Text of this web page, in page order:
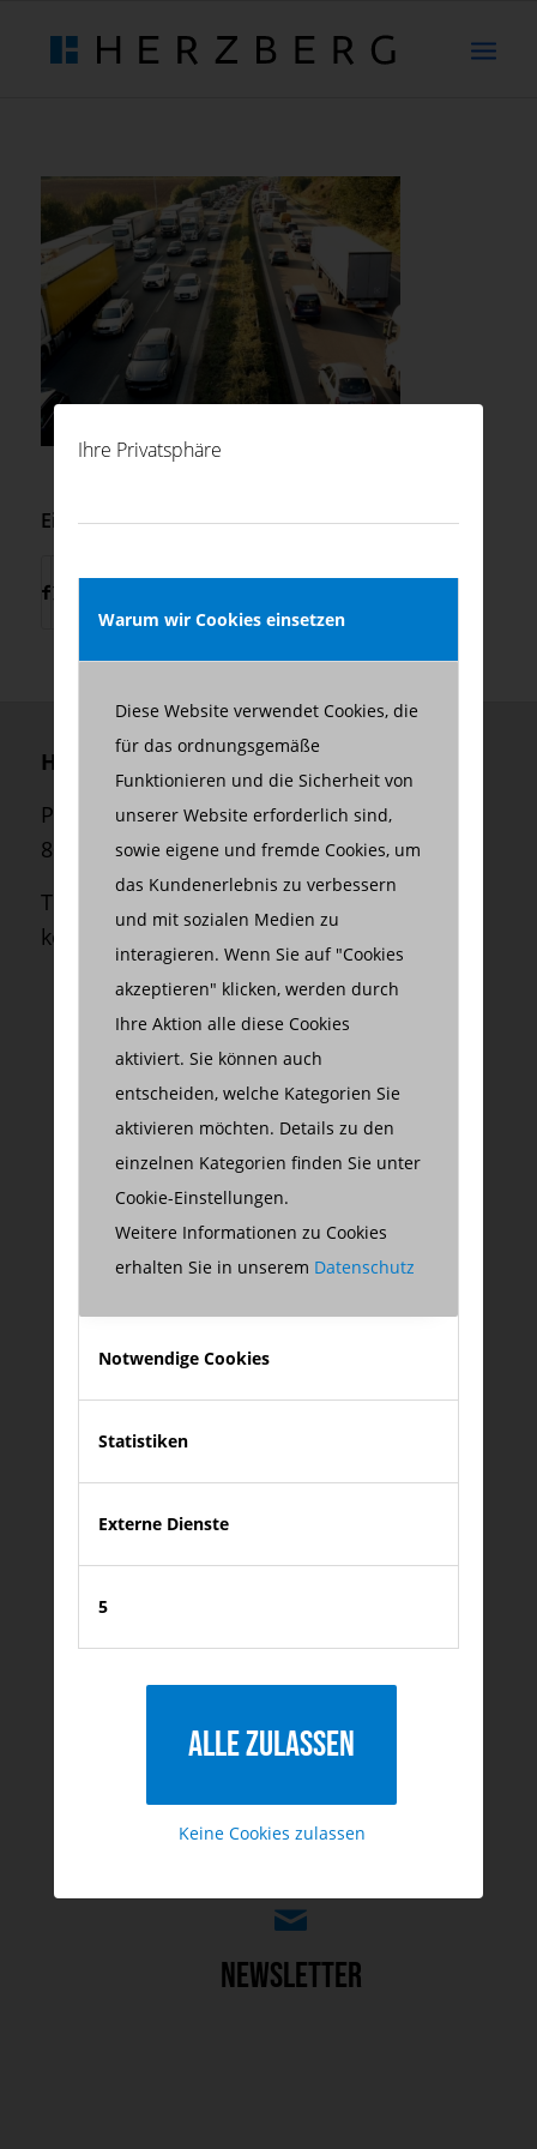
Ihre Privatsphäre
Warum wir Cookies einsetzen
Diese Website verwendet Cookies, die
für das ordnungsgemäße
Funktionieren und die Sicherheit von
unserer Website erforderlich sind,
sowie eigene und fremde Cookies, um
das Kundenerlebnis zu verbessern
und mit sozialen Medien zu
interagieren. Wenn Sie auf "Cookies
akzeptieren" klicken, werden durch
Ihre Aktion alle diese Cookies
aktiviert. Sie können auch
entscheiden, welche Kategorien Sie
aktivieren möchten. Details zu den
einzelnen Kategorien finden Sie unter
Cookie-Einstellungen.
Weitere Informationen zu Cookies
erhalten Sie in unserem Datenschutz
Notwendige Cookies
Statistiken
Externe Dienste
5
Alle zulassen
Keine Cookies zulassen
Eintrag teilen
Herzberg Consulting GmbH
Palmstraße 2
80469 München
Telefon:
kontakt@herzberg-consulting.com
XING
zu meinem XING-Profil
auf LinkedIn folgen
zum Kontaktformular
Newsletter